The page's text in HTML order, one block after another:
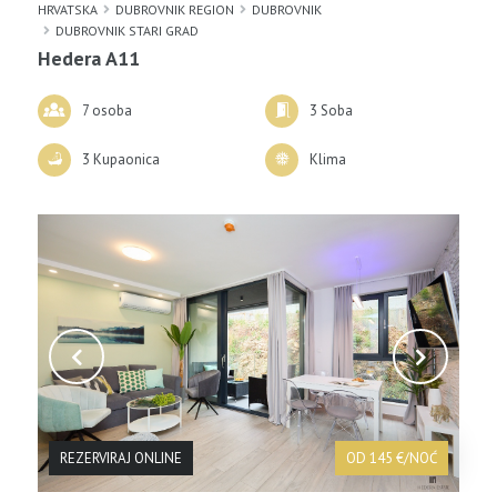
HRVATSKA DUBROVNIK REGION
DUBROVNIK
DUBROVNIK STARI GRAD
Hedera A11
7 osoba 3 Soba
3 Kupaonica Klima
REZERVIRAJ ONLINE OD 145 €/NOĆ